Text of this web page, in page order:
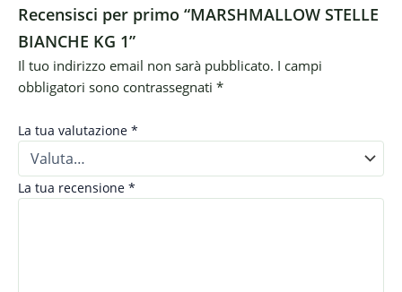
Recensisci per primo “MARSHMALLOW STELLE
BIANCHE KG 1”
Il tuo indirizzo email non sarà pubblicato. I campi
obbligatori sono contrassegnati *
La tua valutazione *
La tua recensione *